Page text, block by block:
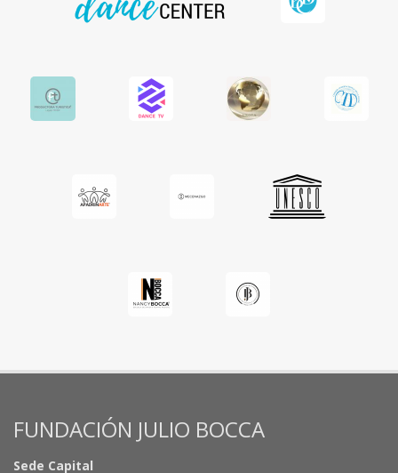
FUNDACIÓN JULIO BOCCA
Sede Capital